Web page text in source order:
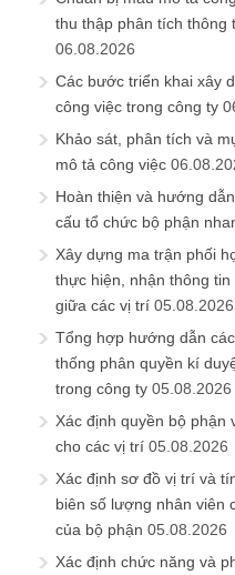
thu thập phân tích thông
06.08.2026
Các bước triển khai xây
công việc trong công ty
Khảo sát, phân tích và
mô tả công việc
Hoàn thiện và hướng
cấu tổ chức bộ phận
Xây dựng ma trận phối
thực hiện, nhận thông
giữa các vị trí 05.08.2026
Tổng hợp hướng dẫn
thống phân quyền kí
trong công ty 05.08.2026
Xác định quyền bộ phận
cho các vị trí 05.08.2026
Xác định sơ đồ vị trí và
biên số lượng nhân viên
của bộ phận 05.08.2026
Xác định chức năng và